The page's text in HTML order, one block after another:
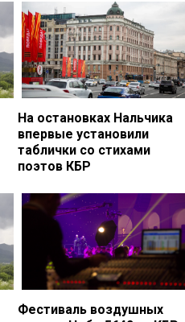
На остановках Нальчика
впервые установили
таблички со стихами
поэтов КБР
Фестиваль воздушных